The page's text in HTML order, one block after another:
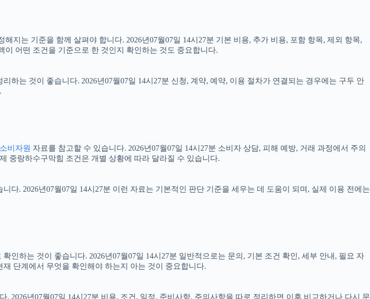
지는 기준을 함께 살펴야 합니다. 2026년07월07일 14시27분 기본 비용, 추가 비용, 포함 항목, 제외 항목,
어떤 조건을 기준으로 한 것인지 확인하는 것도 중요합니다.
하는 것이 좋습니다. 2026년07월07일 14시27분 신청, 계약, 예약, 이용 절차가 연결되는 경우에는 구두 안
비자원 자료를 참고할 수 있습니다. 2026년07월07일 14시27분 소비자 상담, 피해 예방, 거래 과정에서 주의
중랑하수구막힘 조건은 개별 상황에 따라 달라질 수 있습니다.
다. 2026년07월07일 14시27분 이런 자료는 기본적인 판단 기준을 세우는 데 도움이 되며, 실제 이용 전에는
하는 것이 좋습니다. 2026년07월07일 14시27분 일반적으로는 문의, 기본 조건 확인, 세부 안내, 필요 자
단계에서 무엇을 확인해야 하는지 아는 것이 중요합니다.
2026년07월07일 14시27분 비용, 조건, 일정, 준비사항, 주의사항을 따로 정리하면 이후 비교하거나 다시 문